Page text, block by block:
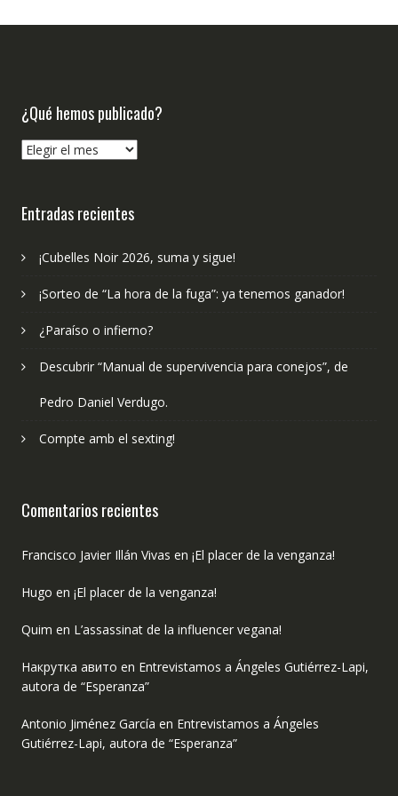
¿Qué hemos publicado?
¿Qué
Entradas recientes
¡Cubelles Noir 2026, suma y sigue!
¡Sorteo de “La hora de la fuga”: ya tenemos ganador!
¿Paraíso o infierno?
Descubrir “Manual de supervivencia para conejos”, de
Pedro Daniel Verdugo.
Compte amb el sexting!
Comentarios recientes
Francisco Javier Illán Vivas en ¡El placer de la venganza!
Hugo en ¡El placer de la venganza!
Quim en L’assassinat de la influencer vegana!
Накрутка авито en Entrevistamos a Ángeles Gutiérrez-Lapi,
autora de “Esperanza”
Antonio Jiménez García en Entrevistamos a Ángeles
Gutiérrez-Lapi, autora de “Esperanza”